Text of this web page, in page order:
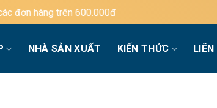
NHÀ SẢN XUẤT KIẾN THỨC LIÊN